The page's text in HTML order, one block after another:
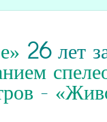
26лет
-